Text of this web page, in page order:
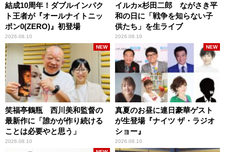
結成10周年！ダブルインパク
ト王者が『オールナイトニッ
ポン0(ZERO)』初登場
2026.08.10
イルカ×杉田二郎 ながさき平
和の日に「戦争を知らない子
供たち」を生ライブ
2026.08.10
笑福亭鶴瓶 西川美和監督の
最新作に「誰かが作り続ける
ことは必要やと思う」
2026.08.10
NEW
真夏のお昼に連日豪華ゲスト
が生登場『ナイツ ザ・ラジオ
ショー』
2026.08.10
NEW